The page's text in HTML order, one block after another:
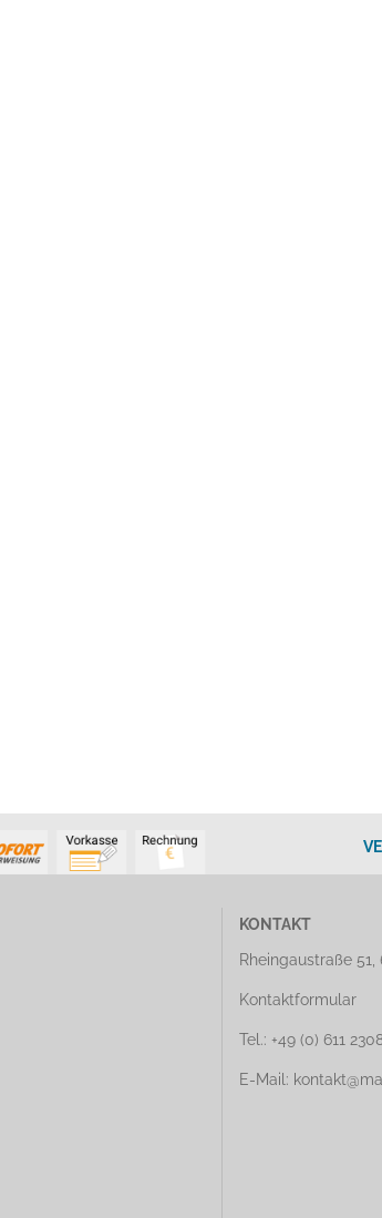
KONTAKT
Rheingaustraße
Kontaktformular
Tel.: +49 (0) 611
E-Mail: